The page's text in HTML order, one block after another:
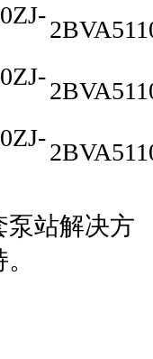
泵站解决方